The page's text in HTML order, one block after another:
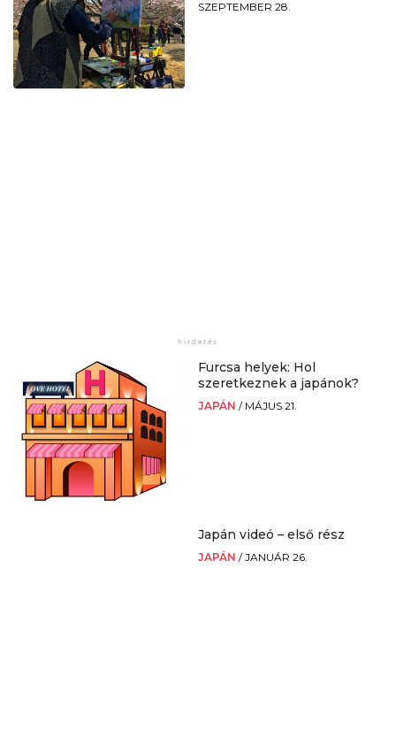
SZEPTEMBER 28.
Furcsa helyek: Hol
szeretkeznek a japánok?
JAPÁN / MÁJUS 21.
Japán videó – első rész
JAPÁN /JANUÁR 26.